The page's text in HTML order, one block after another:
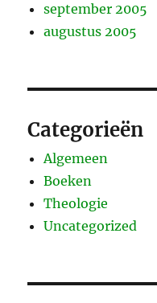
september 2005
augustus 2005
Categorieën
Algemeen
Boeken
Theologie
Uncategorized